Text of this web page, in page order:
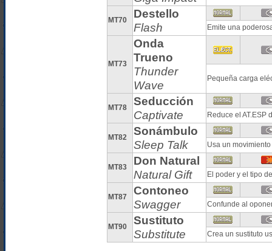
MT70
Destello
Flash
Emite una
MT73
Onda
Trueno
Thunder
Wave
Pequeña carga
MT78
Seducción
Captivate
Reduce el AT.ESP
MT82
Sonámbulo
Sleep Talk
Usa un
MT83
Don Natural
Natural Gift
El poder y el tipo
MT87
Contoneo
Swagger
Confunde al
MT90
Sustituto
Substitute
Crea un sustituto